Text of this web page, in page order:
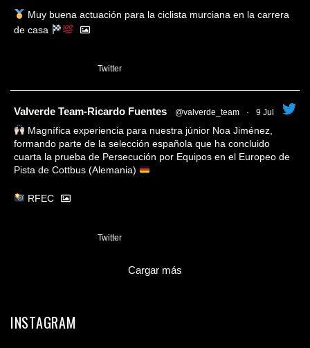
Muy buena actuación para la ciclista murciana en la carrera
de casa
Twitter
Valverde Team-Ricardo Fuentes @valverde_team · 9 Jul
Magnífica experiencia para nuestra júnior Noa Jiménez,
formando parte de la selección española que ha concluido
cuarta la prueba de Persecución por Equipos en el Europeo de
Pista de Cottbus (Alemania)
RFEC
Twitter
Cargar más
INSTAGRAM